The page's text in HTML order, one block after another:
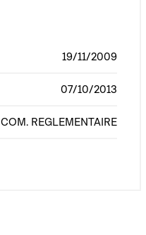
19/11/2009
07/10/2013
COM. REGLEMENTAIRE